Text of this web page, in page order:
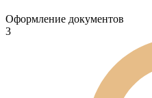
Оформление документов
3